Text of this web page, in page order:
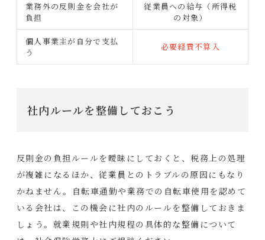
業務外の反則金を会社が
負担
従業員への給与（所得税
の対象）
個人事業主が自分で支払
う
必要経費不算入
社内ルールを整備しておこう
反則金の負担ルールを曖昧にしておくと、税務上の処理
が複雑になるほか、従業員とのトラブルの原因にもなり
かねません。自転車通勤や業務での自転車使用を認めて
いる会社は、この機会に社内のルールを整備しておきま
しょう。就業規則や社内規程の具体的な整備について